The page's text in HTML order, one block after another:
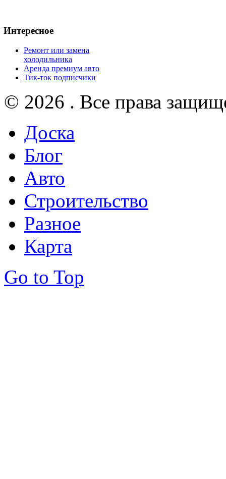
Интересное
Ремонт или замена
холодильника
Аренда премиум авто
Тик-ток подписчики
© 2026 . Все права
Доска
Блог
Авто
Строительство
Разное
Карта
Go to Top